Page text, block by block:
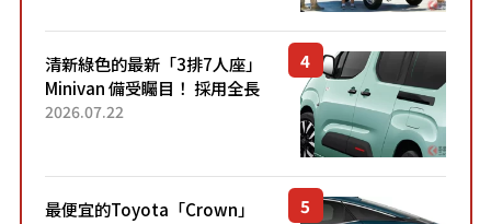
清新綠色的最新「3排7人座」
Minivan 備受矚目！ 採用全長
4.7公尺剛剛好的車身尺寸與
2026.07.22
最便宜的Toyota「Crown」